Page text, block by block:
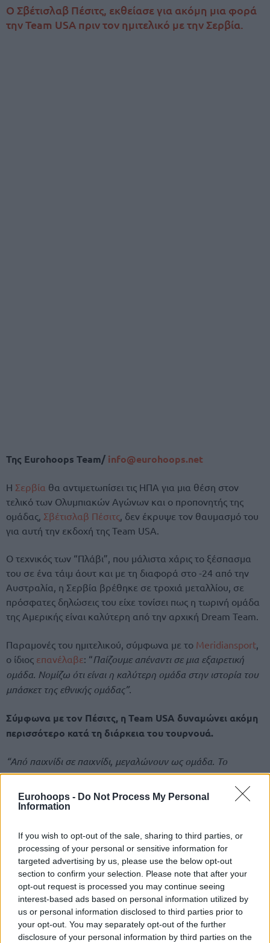
Eurohoops - Do Not Process My Personal
Information
If you wish to opt-out of the sale, sharing to third parties, or
processing of your personal or sensitive information for
targeted advertising by us, please use the below opt-out
section to confirm your selection. Please note that after your
opt-out request is processed you may continue seeing
interest-based ads based on personal information utilized by
us or personal information disclosed to third parties prior to
your opt-out. You may separately opt-out of the further
disclosure of your personal information by third parties on the
Ο Σβέτισλαβ Πέσιτς, εκθείασε για ακόμη μια φορά
την Team USA πριν τον ημιτελικό με την Σερβία.
Της Eurohoops Team/ info@eurohoops.net
Η Σερβία θα αντιμετωπίσει τις ΗΠΑ για μια θέση στον
τελικό των Ολυμπιακών Αγώνων και ο προπονητής της
ομάδας, Σβέτισλαβ Πέσιτς, δεν έκρυψε τον θαυμασμό του
για αυτή την εκδοχή της Team USA.
Ο τεχνικός των “Πλάβι”, που μάλιστα χάρις το ξέσπασμα
του σε ένα τάιμ άουτ και με τη διαφορά στο -24 από την
Αυστραλία, η Σερβία βρέθηκε σε τροχιά μεταλλίου, σε
πρόσφατες δηλώσεις του είχε τονίσει πως η τωρινή ομάδα
της Αμερικής είναι καλύτερη από την αρχική Dream Team.
Παραμονές του ημιτελικού, σύμφωνα με το Meridiansport
ο ίδιος επανέλαβε: “Παίζουμε απέναντι σε μια εξαιρετική
ομάδα. Νομίζω ότι είναι η καλύτερη ομάδα στην ιστορία του
μπάσκετ της εθνικής ομάδας”.
Σύμφωνα με τον Πέσιτς, η Team USA δυναμώνει ακόμη
περισσότερο κατά τη διάρκεια του τουρνουά.
“Από παιχνίδι σε παιχνίδι, μεγαλώνουν ως ομάδα. Το
σεβόμαστε αυτό, αλλά σεβόμαστε και τον εαυτό μας. Δεν
φοβόμαστε! Θέλουμε να κάνουμε ένα καλό παιχνίδι. Και γι’
αυτό μείναμε στο ξενοδοχείο σήμερα και δεν κάναμε
με την Αυστραλία, όπου ήμασταν εξαντλημένοι, όχι μόνο
σωματικά αλλά και ψυχικά, δώσαμε στους παίκτες λίγο
περισσότερο χώρο να ξεκουραστούν.